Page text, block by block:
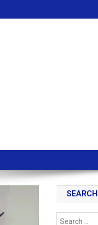
SEARCH